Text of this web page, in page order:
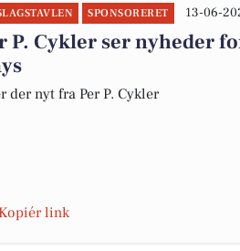
SPONSORERET 13-06-
P. Cykler ser nyheder
der nyt fra Per P. Cykler
Kopiér link